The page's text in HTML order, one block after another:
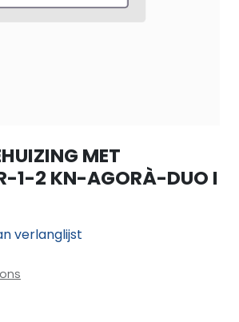
MET
1-2 KN-AGORÀ-DUO I
verlanglijst